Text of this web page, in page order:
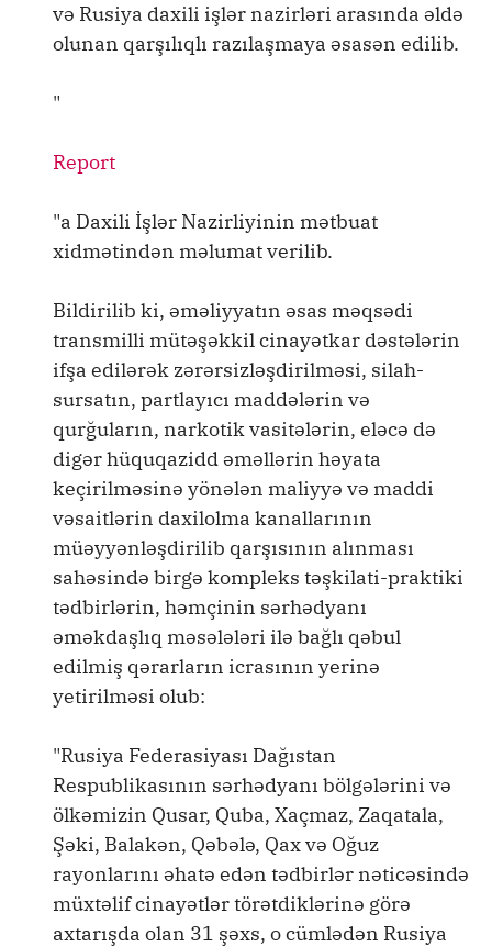
və Rusiya daxili işlər nazirləri arasında əldə
olunan qarşılıqlı razılaşmaya əsasən edilib.
"
Report
"a Daxili İşlər Nazirliyinin mətbuat
xidmətindən məlumat verilib.
Bildirilib ki, əməliyyatın əsas məqsədi
transmilli mütəşəkkil cinayətkar dəstələrin
ifşa edilərək zərərsizləşdirilməsi, silah-
sursatın, partlayıcı maddələrin və
qurğuların, narkotik vasitələrin, eləcə də
digər hüquqazidd əməllərin həyata
keçirilməsinə yönələn maliyyə və maddi
vəsaitlərin daxilolma kanallarının
müəyyənləşdirilib qarşısının alınması
sahəsində birgə kompleks təşkilati-praktiki
tədbirlərin, həmçinin sərhədyanı
əməkdaşlıq məsələləri ilə bağlı qəbul
edilmiş qərarların icrasının yerinə
yetirilməsi olub:
"Rusiya Federasiyası Dağıstan
Respublikasının sərhədyanı bölgələrini və
ölkəmizin Qusar, Quba, Xaçmaz, Zaqatala,
Şəki, Balakən, Qəbələ, Qax və Oğuz
rayonlarını əhatə edən tədbirlər nəticəsində
müxtəlif cinayətlər törətdiklərinə görə
axtarışda olan 31 şəxs, o cümlədən Rusiya